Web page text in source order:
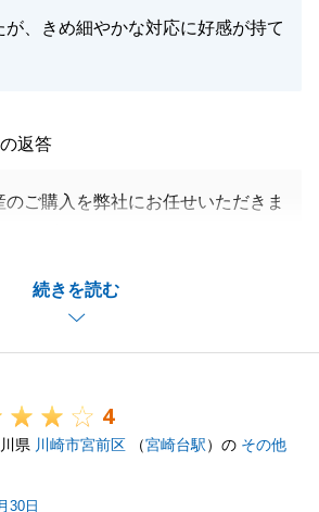
、きめ細やかな対応に好感が持て
続きを読む
返答
のご購入を弊社にお任せいただきま
した。
に関するお悩みやご相談がございま
ご連絡ください。
4
県 川崎市宮前区 （宮崎台駅）の その他
30日